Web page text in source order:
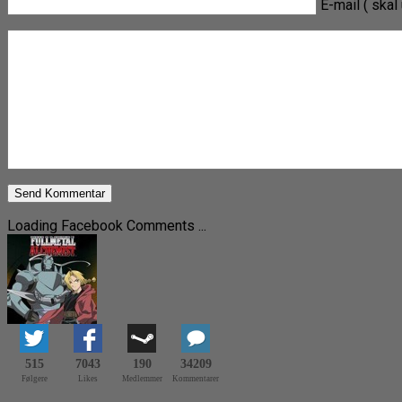
E-mail (
Loading Facebook Comments ...
515
Følgere
7043
Likes
190
Medlemmer
34209
Kommentarer